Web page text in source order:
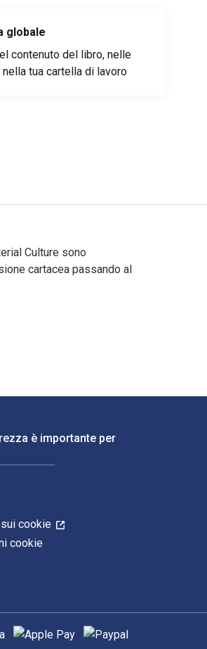
globale
contenuto del libro, nelle
tua cartella di lavoro
Culture sono
cartacea passando al
è importante per
cookie
cookie